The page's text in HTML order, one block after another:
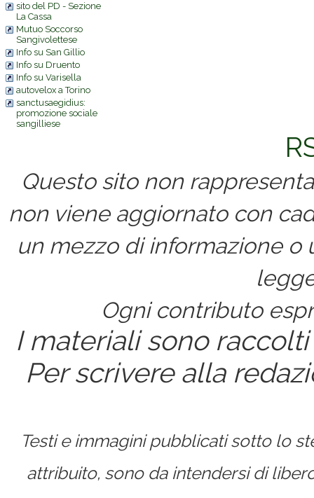
sito del PD - Sezione
La Cassa
Mutuo Soccorso
Sangivolettese
Info su San Gillio
Info su Druento
Info su Varisella
autovelox a Torino
sanctusaegidius:
promozione sociale
sangilliese
Questo sito non
non viene aggiornato con
un mezzo di informazione
Ogni contributo
I materiali sono
Per scrivere alla
Testi e immagini pubblicati sotto lo
attribuito, sono da intendersi di